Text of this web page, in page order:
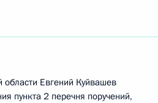
области Евгений Куйвашев
пункта 2 перечня поручений,